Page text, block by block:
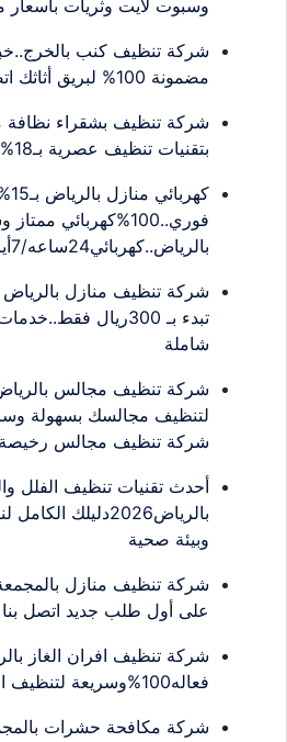
وسبوت لايت وثريات بأسعار
شركة تنظيف كنب
مضمونة 100% لبريق أثاثك اتصل الان
بتقنيات تنظيف عصرية بـ18%خصم فوري
فوري..100%كهربائي
بالرياض..كهربائي24ساعه/7أيام
شركة تنظيف منازل
تبدء بـ 300ريال
شاملة
لتنظيف مجالسك بسهولة
شركة تنظيف مجالس
أحدث تقنيات تنظيف الفلل
بالرياض2026دليلك
وبيئة صحية
على أول طلب جديد اتصل بنا
شركة تنظيف افران الغاز
فعاله100%وسريعة لتنظيف الأفران المتسخة
شركة مكافحة حشرات